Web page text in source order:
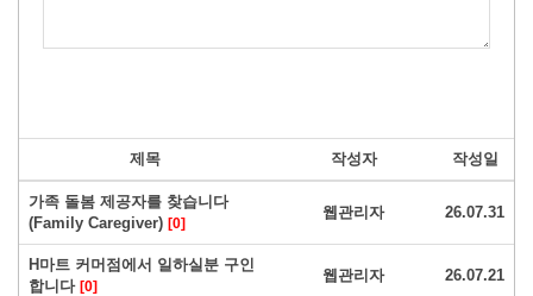
제목 작성자 작성일
가족 돌봄 제공자를 찾습니다
(Family Caregiver) [0]
웹관리자 26.07.31
H마트 커머점에서 일하실분 구인
합니다 [0]
웹관리자 26.07.21